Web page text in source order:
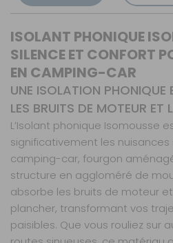
ISOLANT PHONIQUE
SILENCE ET CONFORT
EN CAMPING-CAR
UNE ISOLATION PHONIQUE
LES BRUITS DE MOTEUR ET
L’Isolant phonique Isomousse
significativement les
camping-car, fourgon
structure en aggloméré de
absorbe les bruits de moteur
plancher, transformant vos
paisibles. Que vous rouliez sur